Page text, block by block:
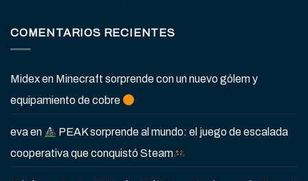
COMENTARIOS RECIENTES
Midexen Minecraft sorprende con un nuevo gólem y
equipamiento de cobre
evaen
PEAK sorprende al mundo: el juego de escalada
cooperativa que conquistó Steam